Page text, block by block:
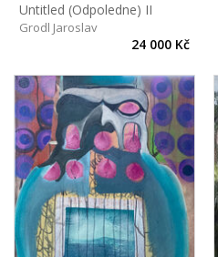
Untitled (Odpoledne) II
Grodl Jaroslav
24 000 Kč